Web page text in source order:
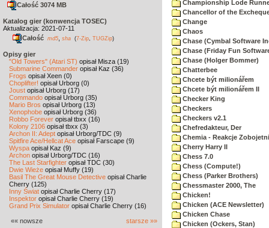
Całość 3074 MB
Katalog gier (konwencja TOSEC)
Aktualizacja: 2021-07-11
Całość md5 sha (7-Zip TUGZip)
Opisy gier
"Old Towers" (Atari ST) opisał Misza (19)
Submarine Commander opisał Kaz (36)
Frogs opisał Xeen (0)
Choplifter! opisał Urborg (0)
Joust opisał Urborg (17)
Commando opisał Urborg (35)
Mario Bros opisał Urborg (13)
Xenophobe opisał Urborg (36)
Robbo Forever opisał tbxx (16)
Kolony 2106 opisał tbxx (3)
Archon II: Adept opisał Urborg/TDC (9)
Spitfire Ace/Hellcat Ace opisał Farscape (9)
Wyspa opisał Kaz (9)
Archon opisał Urborg/TDC (16)
The Last Starfighter opisał TDC (30)
Dwie Wieże opisał Muffy (19)
Basil The Great Mouse Detective opisał Charlie
Cherry (125)
Inny Świat opisał Charlie Cherry (17)
Inspektor opisał Charlie Cherry (19)
Grand Prix Simulator opisał Charlie Cherry (16)
«« nowsze starsze »»
Championship Lode
Chancellor of the
Change
Chaos
Chase (Cymbal Software
Chase (Friday Fun
Chase (Holger Bommer)
Chatterbee
Chcete být milionářem
Chcete být milionářem II
Checker King
Checkers
Checkers v2.1
Chefredakteur, Der
Chemia - Reakcje
Cherry Harry II
Chess 7.0
Chess (Compute!)
Chess (Parker Brothers)
Chessmaster 2000, The
Chicken!
Chicken (ACE Newsletter)
Chicken Chase
Chicken (Ockers, Stan)